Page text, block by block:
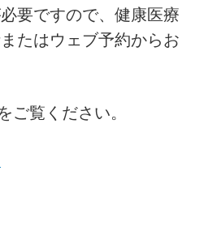
要ですので、健康医療
たはウェブ予約からお
ご覧ください。